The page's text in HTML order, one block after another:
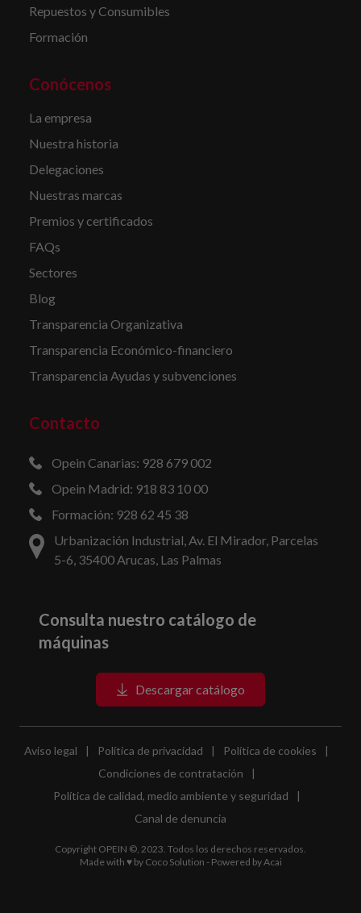
Repuestos y Consumibles
Formación
Conócenos
La empresa
Nuestra historia
Delegaciones
Nuestras marcas
Premios y certificados
FAQs
Sectores
Blog
Transparencia Organizativa
Transparencia Económico-financiero
Transparencia Ayudas y subvenciones
Contacto
Opein Canarias: 928 679 002
Opein Madrid: 918 83 10 00
Formación: 928 62 45 38
Urbanización Industrial, Av. El Mirador, Parcelas
5-6, 35400 Arucas, Las Palmas
Consulta nuestro catálogo de
máquinas
Descargar catálogo
Aviso legal | Política de privacidad | Política de cookies
|
Condiciones de contratación
|
Política de calidad, medio ambiente y seguridad
|
Canal de denuncia
Copyright OPEIN ©, 2023. Todos los derechos reservados.
Made with ♥ by Coco Solution - Powered byAcai